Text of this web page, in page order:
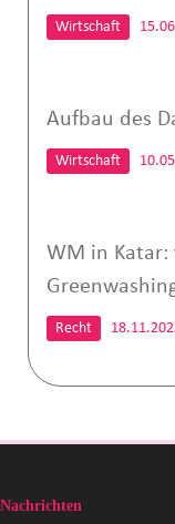
Wirtschaft
Aufbau des
Wirtschaft
WM in Katar:
Recht
Nachrichten